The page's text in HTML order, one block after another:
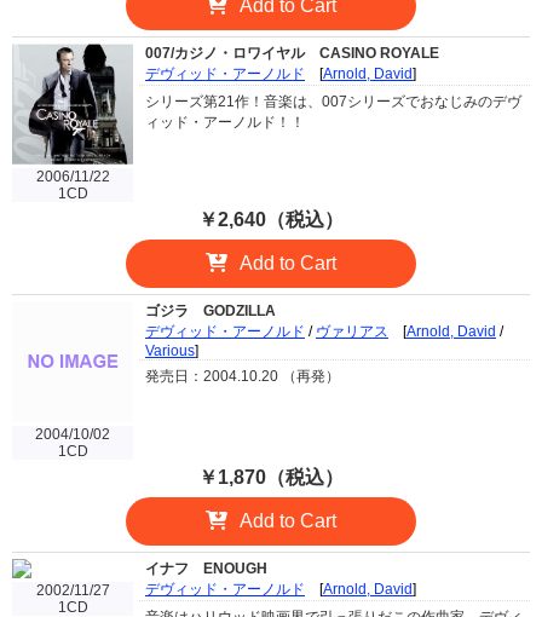
Add to Cart
2006/11/22
1CD
007/カジノ・ロワイヤル
CASINO ROYALE
デヴィッド・アーノルド [Arnold, David]
シリーズ第21作！音楽は、007シリーズでおなじみのデヴ
ィッド・アーノルド！！
￥2,640（税込）
Add to Cart
2004/10/02
1CD
ゴジラ
GODZILLA
デヴィッド・アーノルド / ヴァリアス [Arnold, David /
Various]
発売日：2004.10.20 （再発）
￥1,870（税込）
Add to Cart
2002/11/27
1CD
イナフ
ENOUGH
デヴィッド・アーノルド [Arnold, David]